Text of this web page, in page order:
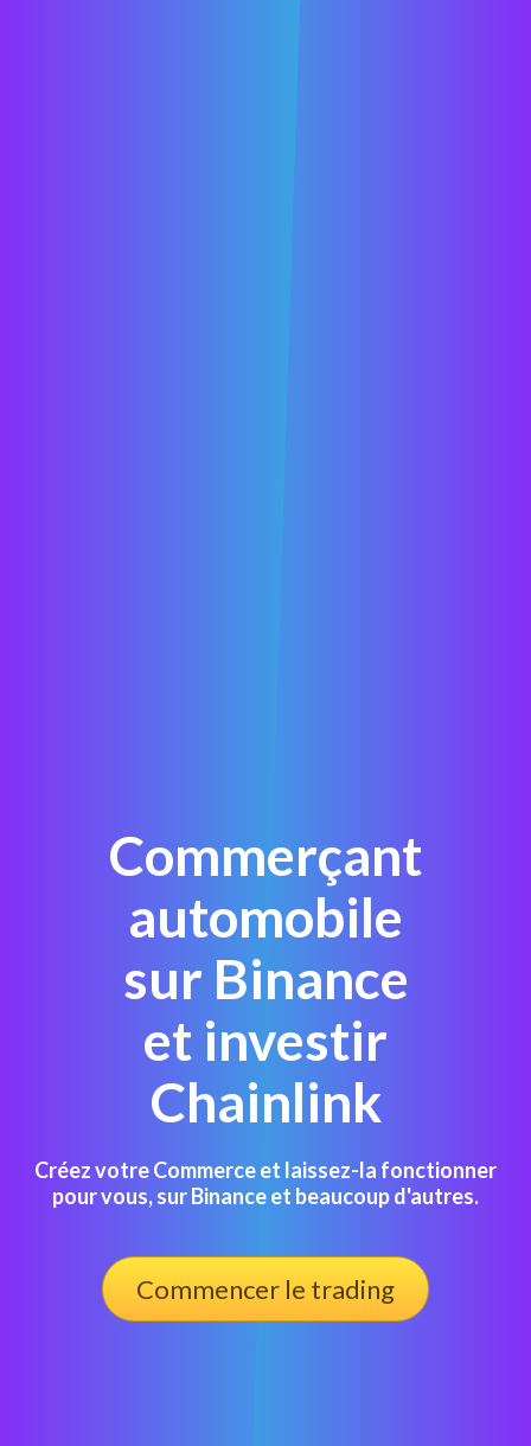
Commerçant
automobile
sur Binance
et investir
Chainlink
Créez votre Commerce et laissez-la fonctionner
pour vous, sur Binance et beaucoup d'autres.
Commencer le trading